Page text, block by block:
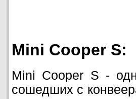
Mini Cooper S:
Mini Cooper S -
сошедших с